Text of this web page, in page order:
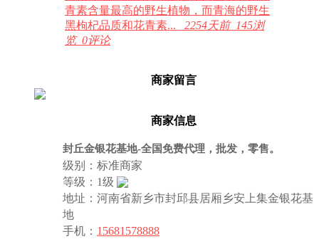
青素含量最高的野生植物，而青海的野生
黑枸杞品质和花青素... 2254天前 145浏
览 0评论
商家留言
商家信息
封丘金银花基地-全国免费代理，批发，零售。
级别：标准商家
等级：1级
地址：河南省新乡市封邱县居厢乡安上集金银花基
地
手机： 15681578888